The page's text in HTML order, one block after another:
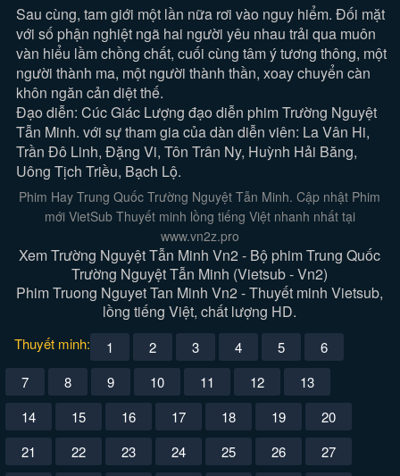
Sau cùng, tam giới một lần nữa rơi vào nguy hiểm. Đối mặt
với số phận nghiệt ngã hai người yêu nhau trải qua muôn
vàn hiểu lầm chồng chất, cuối cùng tâm ý tương thông, một
người thành ma, một người thành thần, xoay chuyển càn
khôn ngăn cản diệt thế.
Đạo diễn: Cúc Giác Lượng đạo diễn phim Trường Nguyệt
Tẫn Minh. với sự tham gia của dàn diễn viên: La Vân Hi,
Trần Đô Linh, Đặng Vi, Tôn Trân Ny, Huỳnh Hải Băng,
Uông Tịch Triều, Bạch Lộ.
Phim Hay Trung Quốc Trường Nguyệt Tẫn Minh. Cập nhật Phim
mới VietSub Thuyết minh lồng tiếng Việt nhanh nhất tại
www.vn2z.pro
Xem Trường Nguyệt Tẫn Minh Vn2 - Bộ phim Trung Quốc
Trường Nguyệt Tẫn Minh (Vietsub - Vn2)
Phim Truong Nguyet Tan Minh Vn2 - Thuyết minh Vietsub,
lồng tiếng Việt, chất lượng HD.
Thuyết minh: 1 2 3 4 5
6
7
8 9 10 11 12
13
14
15 16 17 18 19
20
21
22 23 24 25 26
27